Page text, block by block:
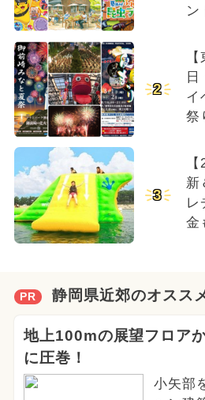
ン
2
イ
祭
3
新
金
PR 静岡県近郊のオスス
地上100mの展望フロア
に圧巻！
小矢部